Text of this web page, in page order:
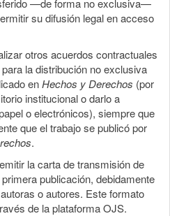
—de forma no exclusiva—
su difusión legal en acceso
otros acuerdos contractuales
la distribución no exclusiva
enHechos y Derechos (por
institucional o darlo a
o electrónicos), siempre que
que el trabajo se publicó por
.
la carta de transmisión de
publicación, debidamente
o autores. Este formato
de la plataforma OJS.